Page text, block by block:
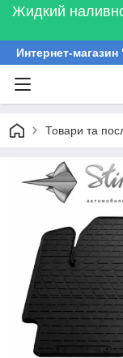
Жидкий
Интернет-
Товари та